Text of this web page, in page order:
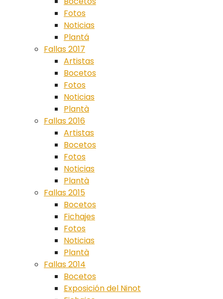
Fotos
Noticias
Plantá
Fallas 2017
Artistas
Bocetos
Fotos
Noticias
Plantà
Fallas 2016
Artistas
Bocetos
Fotos
Noticias
Plantà
Fallas 2015
Bocetos
Fichajes
Fotos
Noticias
Plantà
Fallas 2014
Bocetos
Exposición del Ninot